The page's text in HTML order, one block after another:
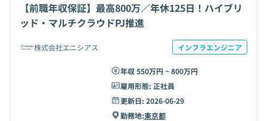
【前職年収保証】最高800万／年休125日！ハイブリ
ッド・マルチクラウドPJ推進
株式会社エニシアス インフラエンジニア
年収 550万円 ~ 800万円
雇用形態: 正社員
更新日: 2026-06-29
勤務地:東京都